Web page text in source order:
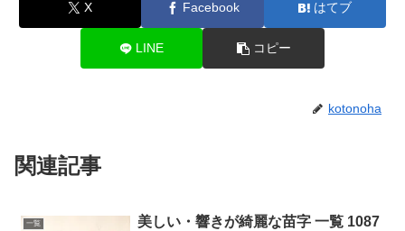
X Facebook はてブ
LINE コピー
kotonoha
関連記事
一覧
美しい・響きが綺麗な苗字 一覧 1087